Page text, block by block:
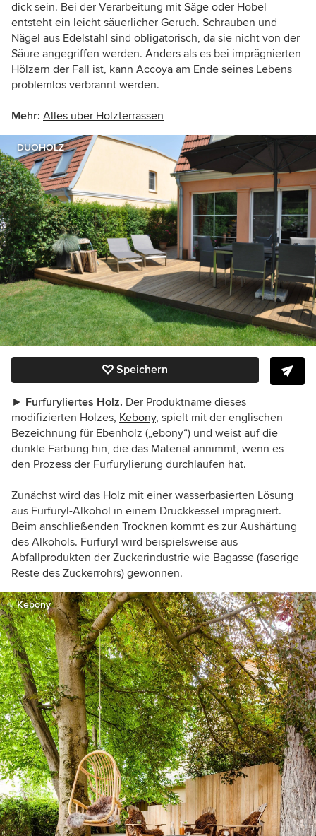
dick sein. Bei der Verarbeitung mit Säge oder Hobel
entsteht ein leicht säuerlicher Geruch. Schrauben und
Nägel aus Edelstahl sind obligatorisch, da sie nicht von der
Säure angegriffen werden. Anders als es bei imprägnierten
Hölzern der Fall ist, kann Accoya am Ende seines Lebens
problemlos verbrannt werden.
Mehr: Alles über Holzterrassen
DUOHOLZ
Speichern
► Furfuryliertes Holz. Der Produktname dieses
modifizierten Holzes, Kebony, spielt mit der englischen
Bezeichnung für Ebenholz („ebony“) und weist auf die
dunkle Färbung hin, die das Material annimmt, wenn es
den Prozess der Furfurylierung durchlaufen hat.
Zunächst wird das Holz mit einer wasserbasierten Lösung
aus Furfuryl-Alkohol in einem Druckkessel imprägniert.
Beim anschließenden Trocknen kommt es zur Aushärtung
des Alkohols. Furfuryl wird beispielsweise aus
Abfallprodukten der Zuckerindustrie wie Bagasse (faserige
Reste des Zuckerrohrs) gewonnen.
Kebony